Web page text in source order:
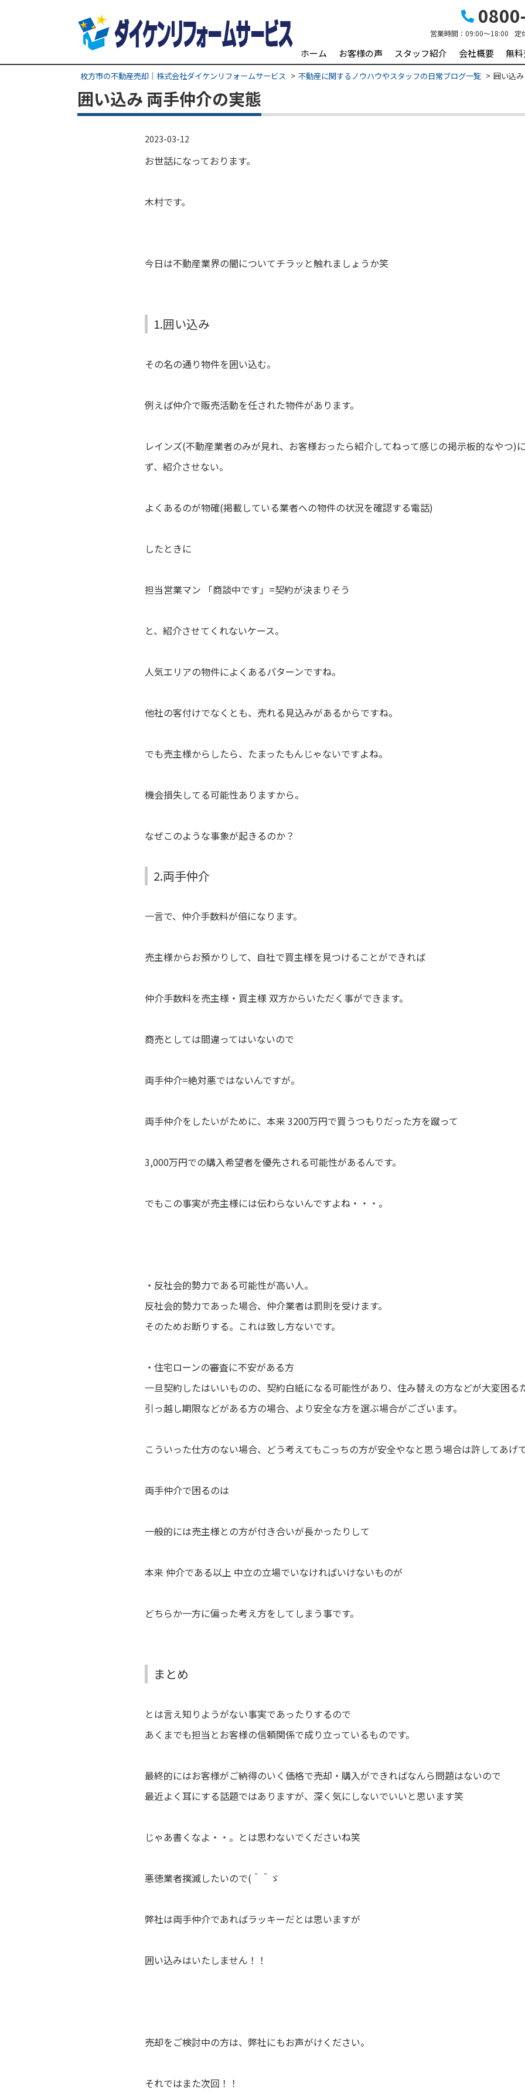
営業時間： 09:00～18:00 定
ホーム お客様の声 スタッフ紹介 会社概要 無
枚方市の不動産売却｜株式会社ダイケンリフォームサービス 不動産に関するノウハウやスタッフの日常ブログ一覧 囲い込
囲い込み 両手仲介の実態
2023-03-12
お世話になっております。
木村です。
今日は不動産業界の闇についてチラッと触れましょうか笑
1.囲い込み
その名の通り物件を囲い込む。
例えば仲介で販売活動を任された物件があります。
レインズ(不動産業者のみが見れ、お客様おったら紹介してねって感じの掲示板的なやつ)
ず、紹介させない。
よくあるのが物確(掲載している業者への物件の状況を確認する電話)
したときに
担当営業マン 「商談中です」=契約が決まりそう
と、紹介させてくれないケース。
人気エリアの物件によくあるパターンですね。
他社の客付けでなくとも、売れる見込みがあるからですね。
でも売主様からしたら、たまったもんじゃないですよね。
機会損失してる可能性ありますから。
なぜこのような事象が起きるのか？
2.両手仲介
一言で、仲介手数料が倍になります。
売主様からお預かりして、自社で買主様を見つけることができれば
仲介手数料を売主様・買主様 双方からいただく事ができます。
商売としては間違ってはいないので
両手仲介=絶対悪ではないんですが。
両手仲介をしたいがために、本来 3200万円で買うつもりだった方を蹴って
3,000万円での購入希望者を優先される可能性があるんです。
でもこの事実が売主様には伝わらないんですよね・・・。
・反社会的勢力である可能性が高い人。
反社会的勢力であった場合、仲介業者は罰則を受けます。
そのためお断りする。これは致し方ないです。
・住宅ローンの審査に不安がある方
一旦契約したはいいものの、契約白紙になる可能性があり、住み替えの方などが大変困る
引っ越し期限などがある方の場合、より安全な方を選ぶ場合がございます。
こういった仕方のない場合、どう考えてもこっちの方が安全やなと思う場合は許してあげ
両手仲介で困るのは
一般的には売主様との方が付き合いが長かったりして
本来 仲介である以上 中立の立場でいなければいけないものが
どちらか一方に偏った考え方をしてしまう事です。
まとめ
とは言え知りようがない事実であったりするので
あくまでも担当とお客様の信頼関係で成り立っているものです。
最終的にはお客様がご納得のいく価格で売却・購入ができればなんら問題はないので
最近よく耳にする話題ではありますが、深く気にしないでいいと思います笑
じゃあ書くなよ・・。とは思わないでくださいね笑
悪徳業者撲滅したいので(＾＾ゞ
弊社は両手仲介であればラッキーだとは思いますが
囲い込みはいたしません！！
売却をご検討中の方は、弊社にもお声がけください。
それではまた次回！！